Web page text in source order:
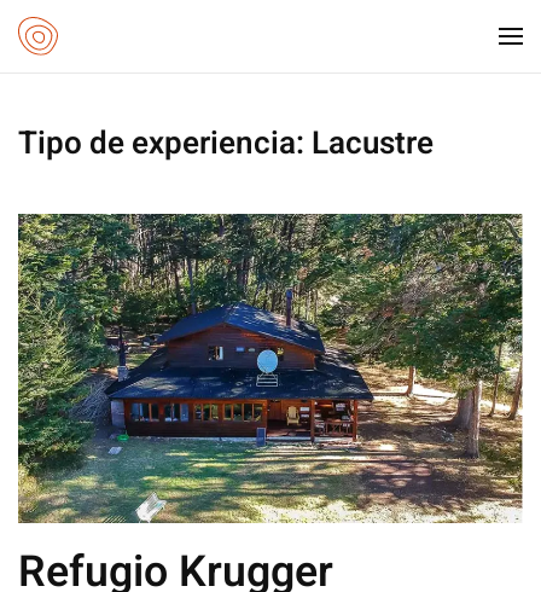
Tipo de experiencia: Lacustre
Refugio Krugger